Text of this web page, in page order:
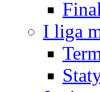
I liga